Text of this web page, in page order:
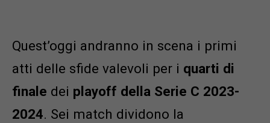
Quest’oggi andranno in scena i primi
atti delle sfide valevoli per i quarti di
finale dei playoff della Serie C 2023-
2024. Sei match dividono la